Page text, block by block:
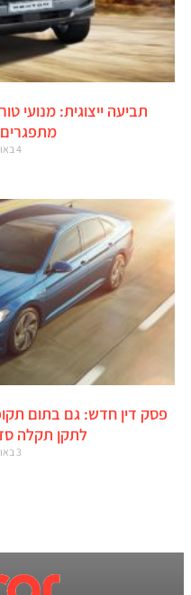
תביעה ייצוגית: מנועי
4 באוגוסט 2026
פסק דין חדש: גם בתום
לתקן תקלה
3 באוגוסט 2026